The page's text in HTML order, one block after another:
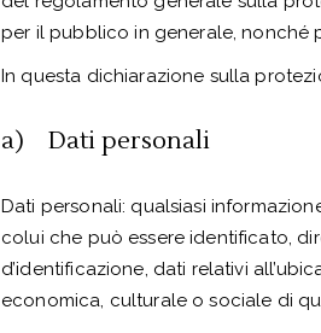
per il pubblico in generale, nonché
In questa dichiarazione sulla
a) Dati personali
Dati personali: qualsiasi
colui che può essere identificato,
d’identificazione, dati relativi
economica, culturale o sociale di